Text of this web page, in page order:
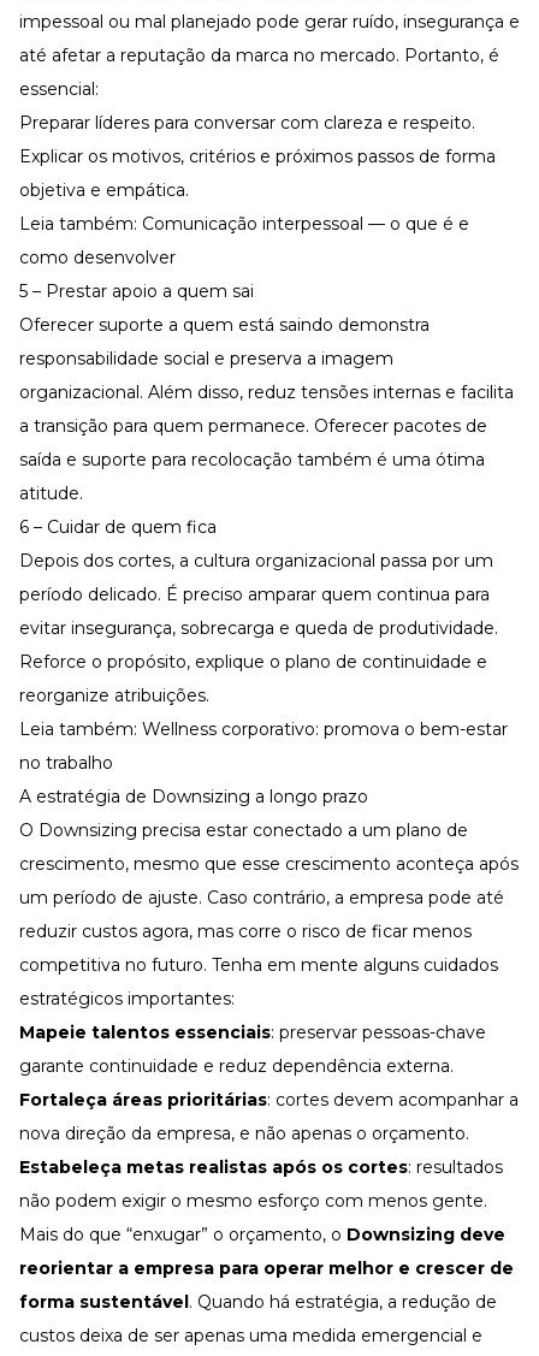
impessoal ou mal planejado pode gerar ruído, insegurança e
até afetar a reputação da marca no mercado. Portanto, é
essencial:
Preparar líderes para conversar com clareza e respeito.
Explicar os motivos, critérios e próximos passos de forma
objetiva e empática.
Leia também: Comunicação interpessoal — o que é e
como desenvolver
5 – Prestar apoio a quem sai
Oferecer suporte a quem está saindo demonstra
responsabilidade social e preserva a imagem
organizacional. Além disso, reduz tensões internas e facilita
a transição para quem permanece. Oferecer pacotes de
saída e suporte para recolocação também é uma ótima
atitude.
6 – Cuidar de quem fica
Depois dos cortes, a cultura organizacional passa por um
período delicado. É preciso amparar quem continua para
evitar insegurança, sobrecarga e queda de produtividade.
Reforce o propósito, explique o plano de continuidade e
reorganize atribuições.
Leia também: Wellness corporativo: promova o bem-estar
no trabalho
A estratégia de Downsizing a longo prazo
O Downsizing precisa estar conectado a um plano de
crescimento, mesmo que esse crescimento aconteça após
um período de ajuste. Caso contrário, a empresa pode até
reduzir custos agora, mas corre o risco de ficar menos
competitiva no futuro. Tenha em mente alguns cuidados
estratégicos importantes:
Mapeie talentos essenciais: preservar pessoas-chave
garante continuidade e reduz dependência externa.
Fortaleça áreas prioritárias: cortes devem acompanhar a
nova direção da empresa, e não apenas o orçamento.
Estabeleça metas realistas após os cortes: resultados
não podem exigir o mesmo esforço com menos gente.
Mais do que “enxugar” o orçamento, o Downsizing deve
reorientar a empresa para operar melhor e crescer de
forma sustentável. Quando há estratégia, a redução de
custos deixa de ser apenas uma medida emergencial e